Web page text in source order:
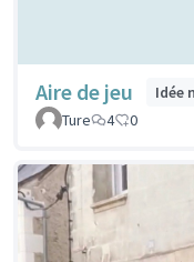
Aire de jeu
Idée
Ture
4 0